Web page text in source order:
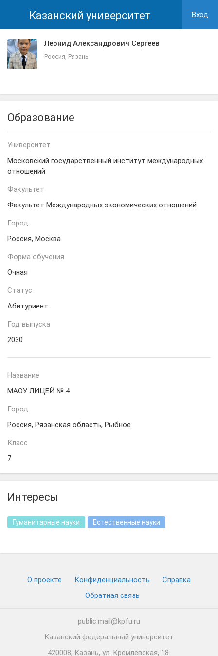
Казанский университет Вход
Леонид Александрович Сергеев
Россия, Рязань
Образование
Университет
Московский государственный институт международных
отношений
Факультет
Факультет Международных экономических отношений
Город
Россия, Москва
Форма обучения
Очная
Статус
Абитуриент
Год выпуска
2030
Название
МАОУ ЛИЦЕЙ № 4
Город
Россия, Рязанская область, Рыбное
Класс
7
Интересы
Гуманитарные науки Естественные науки
О проекте Конфиденциальность
Cправка
Обратная связь
public.mail@kpfu.ru
Казанский федеральный университет
420008, Казань, ул. Кремлевская, 18.